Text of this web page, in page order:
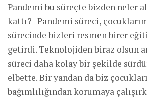
Pandemi bu süreçte bizden neler
kattı? Pandemi süreci,
sürecinde bizleri resmen birer
getirdi. Teknolojiden biraz olsun
süreci daha kolay bir şekilde
elbette. Bir yandan da biz
bağımlılığından korumaya